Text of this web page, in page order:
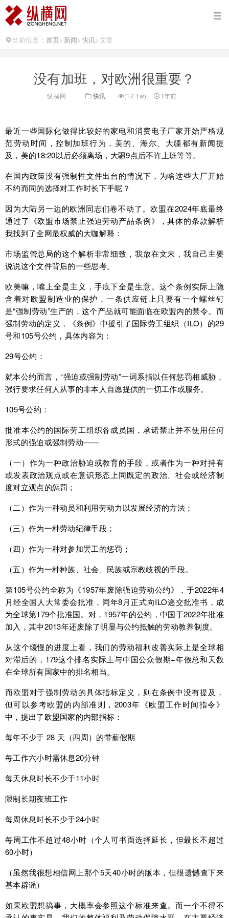
当前位置： 首页> 新闻>快讯>文章
没有加班，对欧洲很重要？
纵横网 快讯 (12.1w) 1年前
最近一些国际化做得比较好的家电和消费电子厂家开始严格规
范劳动时间，控制加班行为，美的、海尔、大疆都有新闻提
及，美的18:20以后必须离场，大疆9点后不许上班等等。
在国内政策没有强制性文件出台的情况下，为啥这些大厂开始
不约而同的选择对工作时长下手呢？
因为大陆另一边的欧洲同志们卷不动了。欧盟在2024年底最终
通过了《欧盟市场禁止强迫劳动产品条例》，具体的条款解析
我找到了全网最权威的大咖解释：
市场监管总局的这个解析非常细致，我放在文末，我自己主要
说说这个文件背后的一些思考。
欧美嘛，嘴上全是主义，手底下全是生意。这个条例实际上隐
含着对欧盟制造业的保护，一条供应链上只要有一个螺丝钉
是“强制劳动”生产的，这个产品就可能面临在欧盟内的禁令。而
强制劳动的定义，《条例》中援引了国际劳工组织（ILO）的29
号和105号公约，具体内容为：
29号公约：
就本公约而言，“强迫或强制劳动”一词系指以任何惩罚相威胁，
强行要求任何人从事的非本人自愿提供的一切工作或服务。
105号公约：
批准本公约的国际劳工组织各成员国，承诺禁止并不使用任何
形式的强迫或强制劳动——
（一）作为一种政治胁迫或教育的手段，或者作为一种对持有
或发表政治观点或在意识形态上同既定的政治、社会或经济制
度对立观点的惩罚；
（二）作为一种动员和利用劳动力以发展经济的方法；
（三）作为一种劳动纪律手段；
（四）作为一种对参加罢工的惩罚；
（五）作为一种种族、社会、民族或宗教歧视的手段。
第105号公约全称为《1957年废除强迫劳动公约》，于2022年4
月经全国人大常委会批准，同年8月正式向ILO递交批准书，成
为全球第179个批准国。对，1957年的公约，中国于2022年批准
加入，其中2013年还废除了明显与公约抵触的劳动教养制度。
从这个缓慢的进度上看，我们的劳动福利改善实际上是全球相
对滞后的，179这个排名实际上与中国公众假期+年假总和天数
在全球所有国家中的排名相当。
而欧盟对于强制劳动的具体指标定义，则在条例中没有提及，
但可以参考欧盟的内部准则，2003年《欧盟工作时间指令》
中，提出了欧盟国家的内部指标：
每年不少于 28 天（四周）的带薪假期
每工作六小时需休息20分钟
每天休息时长不少于11小时
限制长期夜班工作
每周休息时长不少于24小时
每周工作不超过48小时（个人可书面选择延长，但最长不超过
60小时）
（虽然我很想相信网上那个5天40小时的版本，但很遗憾查下来
基本辟谣）
如果欧盟想搞事，大概率会参照这个标准来查。而一个不得不